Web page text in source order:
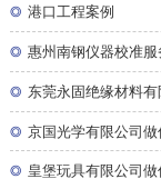
◎ 港口工程案例
◎ 惠州南钢仪器校准
◎ 东莞永固绝缘材料
◎ 京国光学有限公司
◎ 皇堡玩具有限公司